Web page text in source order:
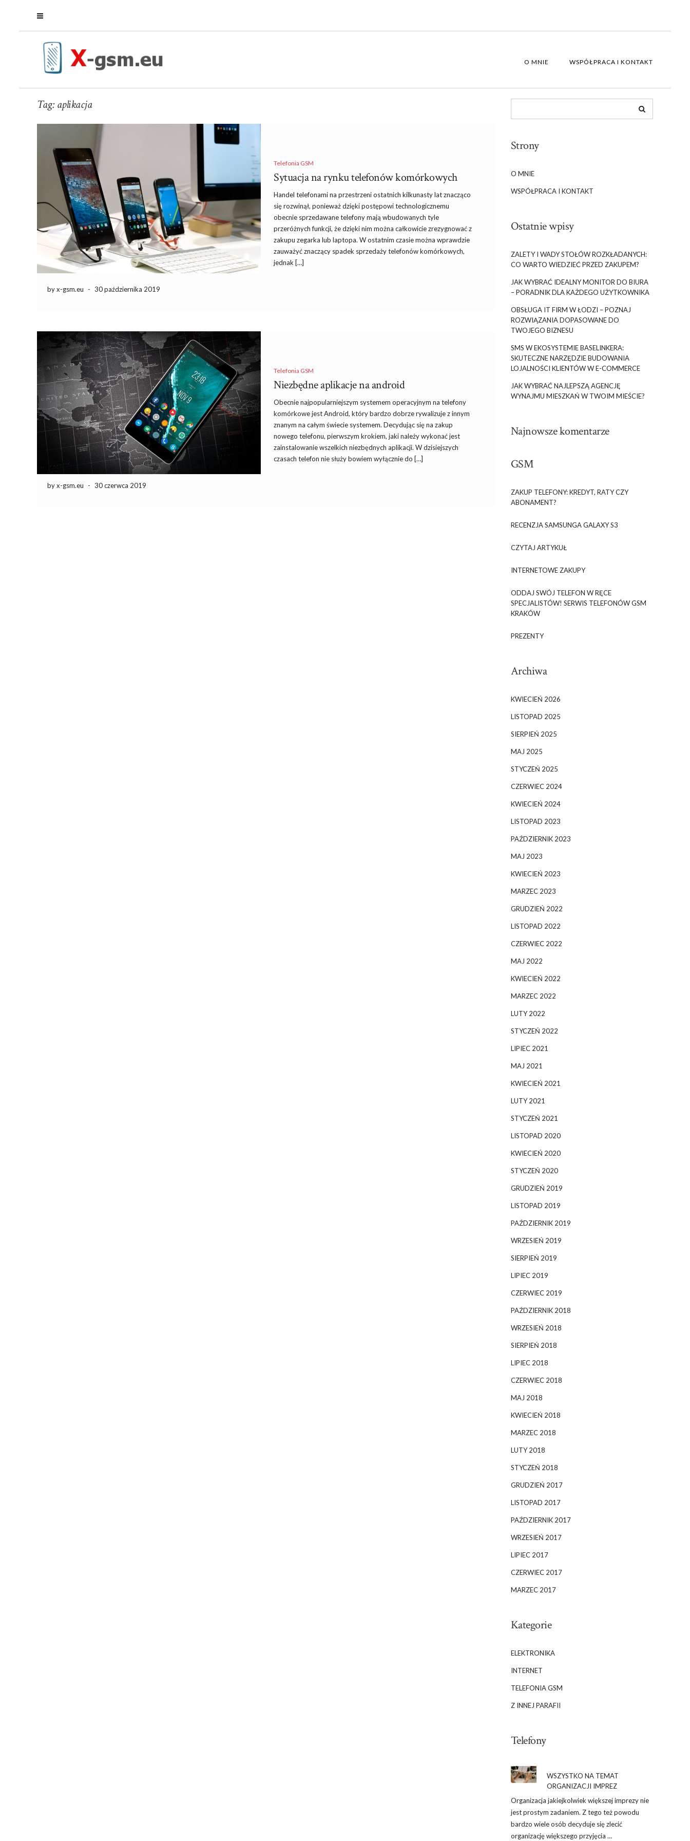
O MNIE WSPÓŁPRACA I KONTAKT
Tag:aplikacja
Telefonia GSM
Sytuacja na rynku telefonów komórkowych
Handel telefonami na przestrzeni ostatnich kilkunasty lat znacząco
się rozwinął, ponieważ dzięki postępowi technologicznemu
obecnie sprzedawane telefony mają wbudowanych tyle
przeróżnych funkcji, że dzięki nim można całkowicie zrezygnować z
zakupu zegarka lub laptopa. W ostatnim czasie można wprawdzie
zauważyć znaczący spadek sprzedaży telefonów komórkowych,
jednak […]
by x-gsm.eu - 30 października 2019
Telefonia GSM
Niezbędne aplikacje na android
Obecnie najpopularniejszym systemem operacyjnym na telefony
komórkowe jest Android, który bardzo dobrze rywalizuje z innym
znanym na całym świecie systemem. Decydując się na zakup
nowego telefonu, pierwszym krokiem, jaki należy wykonać jest
zainstalowanie wszelkich niezbędnych aplikacji. W dzisiejszych
czasach telefon nie służy bowiem wyłącznie do […]
by x-gsm.eu - 30 czerwca 2019
Strony
O MNIE
WSPÓŁPRACA I KONTAKT
Ostatnie wpisy
ZALETY I WADY STOŁÓW ROZKŁADANYCH:
CO WARTO WIEDZIEĆ PRZED ZAKUPEM?
JAK WYBRAĆ IDEALNY MONITOR DO BIURA
– PORADNIK DLA KAŻDEGO UŻYTKOWNIKA
OBSŁUGA IT FIRM W ŁODZI – POZNAJ
ROZWIĄZANIA DOPASOWANE DO
TWOJEGO BIZNESU
SMS W EKOSYSTEMIE BASELINKERA:
SKUTECZNE NARZĘDZIE BUDOWANIA
LOJALNOŚCI KLIENTÓW W E-COMMERCE
JAK WYBRAĆ NAJLEPSZĄ AGENCJĘ
WYNAJMU MIESZKAŃ W TWOIM MIEŚCIE?
Najnowsze komentarze
GSM
ZAKUP TELEFONY: KREDYT, RATY CZY
ABONAMENT?
RECENZJA SAMSUNGA GALAXY S3
CZYTAJ ARTYKUŁ
INTERNETOWE ZAKUPY
ODDAJ SWÓJ TELEFON W RĘCE
SPECJALISTÓW! SERWIS TELEFONÓW GSM
KRAKÓW
PREZENTY
Archiwa
KWIECIEŃ 2026
LISTOPAD 2025
SIERPIEŃ 2025
MAJ 2025
STYCZEŃ 2025
CZERWIEC 2024
KWIECIEŃ 2024
LISTOPAD 2023
PAŹDZIERNIK 2023
MAJ 2023
KWIECIEŃ 2023
MARZEC 2023
GRUDZIEŃ 2022
LISTOPAD 2022
CZERWIEC 2022
MAJ 2022
KWIECIEŃ 2022
MARZEC 2022
LUTY 2022
STYCZEŃ 2022
LIPIEC 2021
MAJ 2021
KWIECIEŃ 2021
LUTY 2021
STYCZEŃ 2021
LISTOPAD 2020
KWIECIEŃ 2020
STYCZEŃ 2020
GRUDZIEŃ 2019
LISTOPAD 2019
PAŹDZIERNIK 2019
WRZESIEŃ 2019
SIERPIEŃ 2019
LIPIEC 2019
CZERWIEC 2019
PAŹDZIERNIK 2018
WRZESIEŃ 2018
SIERPIEŃ 2018
LIPIEC 2018
CZERWIEC 2018
MAJ 2018
KWIECIEŃ 2018
MARZEC 2018
LUTY 2018
STYCZEŃ 2018
GRUDZIEŃ 2017
LISTOPAD 2017
PAŹDZIERNIK 2017
WRZESIEŃ 2017
LIPIEC 2017
CZERWIEC 2017
MARZEC 2017
Kategorie
ELEKTRONIKA
INTERNET
TELEFONIA GSM
Z INNEJ PARAFII
Telefony
WSZYSTKO NA TEMAT
ORGANIZACJI IMPREZ
Organizacja jakiejkolwiek większej imprezy nie
jest prostym zadaniem. Z tego też powodu
bardzo wiele osób decyduje się zlecić
organizację większego przyjęcia …